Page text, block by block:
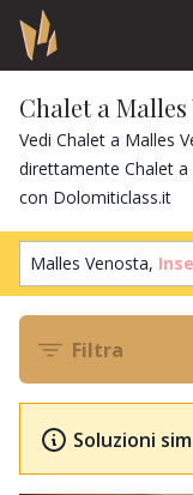
Chalet a Malles
Vedi Chalet a Malles
direttamente Chalet a
con Dolomiticlass.it
Malles Venosta,
Filtra
Soluzioni